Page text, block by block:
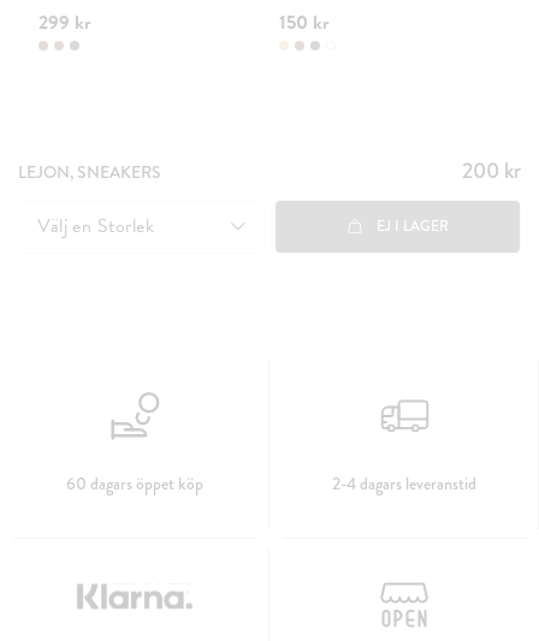
299 kr 150 kr
LEJON, SNEAKERS Pris:
200 kr
200 kr
Välj en Storlek EJ I LAGER
60 dagars öppet köp 2-4 dagars leveranstid